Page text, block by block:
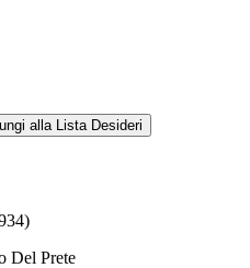
alla Lista Desideri
Del Prete